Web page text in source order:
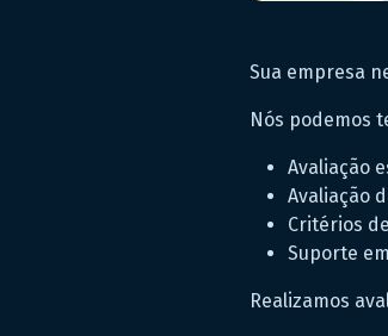
Sua empresa
Nós podemos
Avaliação
Avaliação
Critérios
Suporte
Realizamos